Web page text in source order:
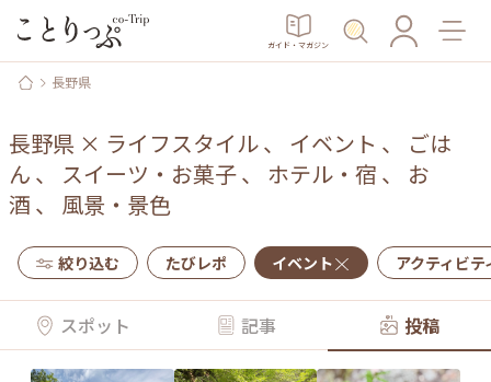
ガイド・マガジン
長野県
長野県 × ライフスタイル、 イベント 、
ごは
ん 、 スイーツ・お菓子、 ホテル・宿 、 お
酒 、 風景・景色
絞り込む たびレポ イベント アクティビテ
スポット 記事 投稿